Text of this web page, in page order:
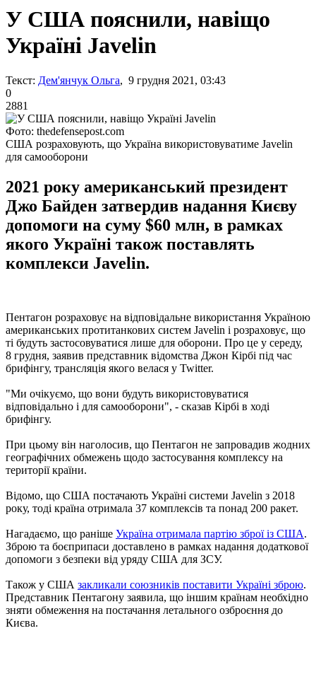
У США пояснили, навіщо
Україні Javelin
Текст: Дем'янчук Ольга, 9 грудня 2021, 03:43
0
2881
Фото: thedefensepost.com
США розраховують, що Україна використовуватиме Javelin
для самооборони
2021 року американський президент
Джо Байден затвердив надання Києву
допомоги на суму $60 млн, в рамках
якого Україні також поставлять
комплекси Javelin.
Пентагон розраховує на відповідальне використання Україною
американських протитанкових систем Javelin і розраховує, що
ті будуть застосовуватися лише для оборони. Про це у середу,
8 грудня, заявив представник відомства Джон Кірбі під час
брифінгу, трансляція якого велася у Twitter.
"Ми очікуємо, що вони будуть використовуватися
відповідально і для самооборони", - сказав Кірбі в ході
брифінгу.
При цьому він наголосив, що Пентагон не запровадив жодних
географічних обмежень щодо застосування комплексу на
території країни.
Відомо, що США постачають Україні системи Javelin з 2018
року, тоді країна отримала 37 комплексів та понад 200 ракет.
Нагадаємо, що раніше Україна отримала партію зброї із США.
Зброю та боєприпаси доставлено в рамках надання додаткової
допомоги з безпеки від уряду США для ЗСУ.
Також у США закликали союзників поставити Україні зброю.
Представник Пентагону заявила, що іншим країнам необхідно
зняти обмеження на постачання летального озброєння до
Києва.